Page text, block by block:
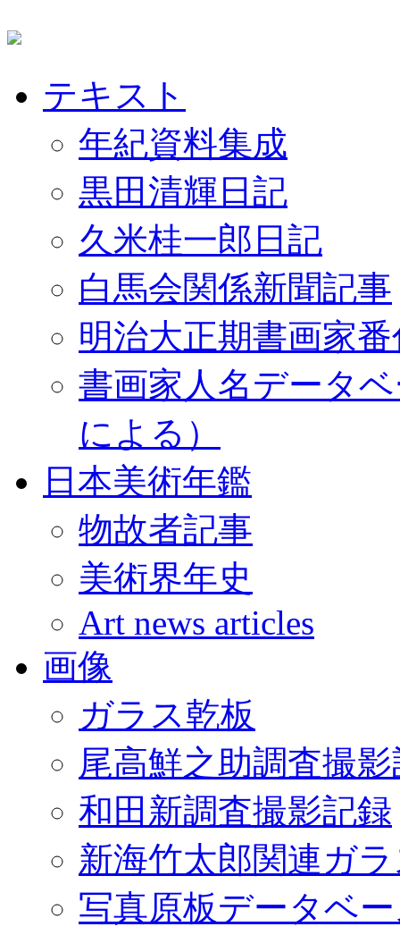
テキスト
年紀資料集成
黒田清輝日記
久米桂一郎日記
白馬会関係新聞記事
明治大正期書画家
書画家人名データ
による）
日本美術年鑑
物故者記事
美術界年史
Art news articles
画像
ガラス乾板
尾高鮮之助調査撮
和田新調査撮影記録
新海竹太郎関連ガ
写真原板データベ